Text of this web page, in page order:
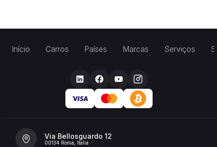
Início Carros Países Marcas Serviços
Via Bellosguardo 12
00134 Roma, Italia